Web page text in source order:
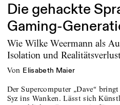
Die gehackte
Gaming-
Wie Wilke Weermann als
Isolation und
von Elisabeth Maier
Der Supercomputer „Dave“
Syz ins Wanken. Lässt sich